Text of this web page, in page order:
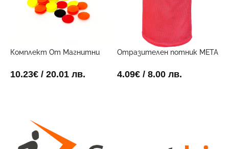
Комплект От Магнитни
10.23€ / 20.01 лв.
Отразителен потник META
4.09€/ 8.00 лв.